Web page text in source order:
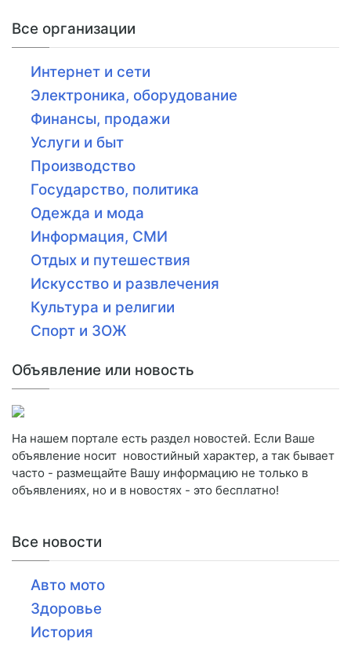
Все организации
Интернет и сети
Электроника, оборудование
Финансы, продажи
Услуги и быт
Производство
Государство, политика
Одежда и мода
Информация, СМИ
Отдых и путешествия
Искусство и развлечения
Культура и религии
Спорт и ЗОЖ
Объявление или новость
На нашем портале есть раздел новостей. Если Ваше
объявление носит новостийный характер, а так бывает
часто - размещайте Вашу информацию не только в
объявлениях, но и в новостях - это бесплатно!
Все новости
Авто мото
Здоровье
История